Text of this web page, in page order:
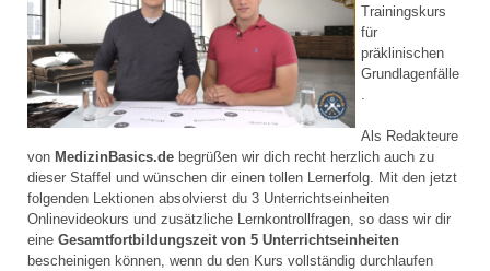
Trainingskurs
für
präklinischen
Grundlagenfälle
.
Als Redakteure
von MedizinBasics.de begrüßen wir dich recht herzlich auch zu
dieser Staffel und wünschen dir einen tollen Lernerfolg. Mit den jetzt
folgenden Lektionen absolvierst du 3 Unterrichtseinheiten
Onlinevideokurs und zusätzliche Lernkontrollfragen, so dass wir dir
eine Gesamtfortbildungszeit von 5 Unterrichtseinheiten
bescheinigen können, wenn du den Kurs vollständig durchlaufen